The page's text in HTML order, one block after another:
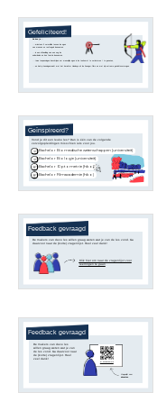
Gefeliciteerd!
Nu kun je...
...minstens 5 verschillen tussen de ogen
van mensen en roofvogels benoemen.
...in een afbeelding van een oog de
onderdelen en hun functie benoemen.
...twee toepassingen beschrijven om menselijke ogen in de toekomst te verbeteren / te genezen,
...en heb je kennisgemaakt met het karakter Hawkeye uit de Avenger-films en met zijn extreme gezichtsvermogen.
Geïnspireerd?
Vond je dit een leuke les? Dan is één van de volgende
vervolgopleidingen misschien iets voor jou.
Bachelor Biologie (universiteit)
Bachelor Biomedische wetenschappen (universiteit)
Bachelor Optometrie (hbo)
Bachelor Filmacademie (hbo)
De makers van deze les willen graag weten wat je van de les vond. Ga
daarvoor naar de (korte) vragenlijst. Heel veel dank!
Feedback gevraagd
Klik hier om naar de vragenlijst voor
leerlingen te gaan
De makers van deze les
willen graag weten wat je van
de les vond. Ga daarvoor naar
de (korte) vragenlijst. Heel
veel dank!
Feedback gevraagd
Vragenlijst voor
docenten
ut.onl/docent4tu